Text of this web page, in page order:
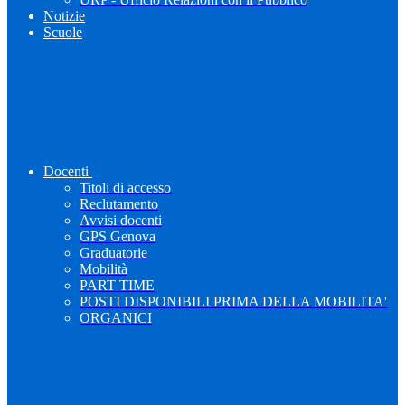
Notizie
Scuole
Docenti
Titoli di accesso
Reclutamento
Avvisi docenti
GPS Genova
Graduatorie
Mobilità
PART TIME
POSTI DISPONIBILI PRIMA DELLA MOBILITA'
ORGANICI